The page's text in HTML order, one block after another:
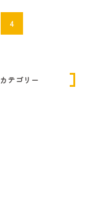
4
カテゴリー